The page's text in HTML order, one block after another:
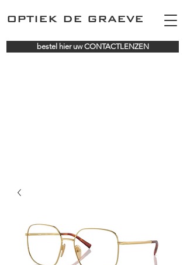
OPTIEK DE GRAEVE
bestel hier uw CONTACTLENZEN